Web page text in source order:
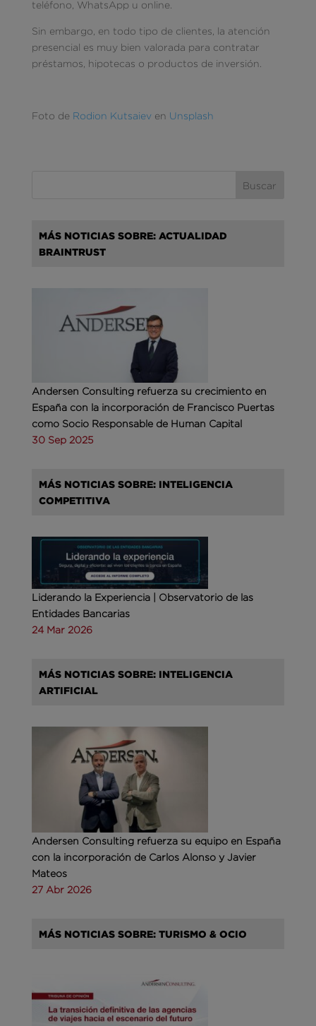
teléfono, WhatsApp u online.
Sin embargo, en todo tipo de clientes, la atención
presencial es muy bien valorada para contratar
préstamos, hipotecas o productos de inversión.
Foto de Rodion Kutsaieven Unsplash
MÁS NOTICIAS SOBRE: ACTUALIDAD
BRAINTRUST
Andersen Consulting refuerza su crecimiento en
España con la incorporación de Francisco Puertas
como Socio Responsable de Human Capital
30 Sep 2025
MÁS NOTICIAS SOBRE: INTELIGENCIA
COMPETITIVA
Liderando la Experiencia | Observatorio de las
Entidades Bancarias
24 Mar 2026
MÁS NOTICIAS SOBRE: INTELIGENCIA
ARTIFICIAL
Andersen Consulting refuerza su equipo en España
con la incorporación de Carlos Alonso y Javier
Mateos
27 Abr 2026
MÁS NOTICIAS SOBRE: TURISMO & OCIO